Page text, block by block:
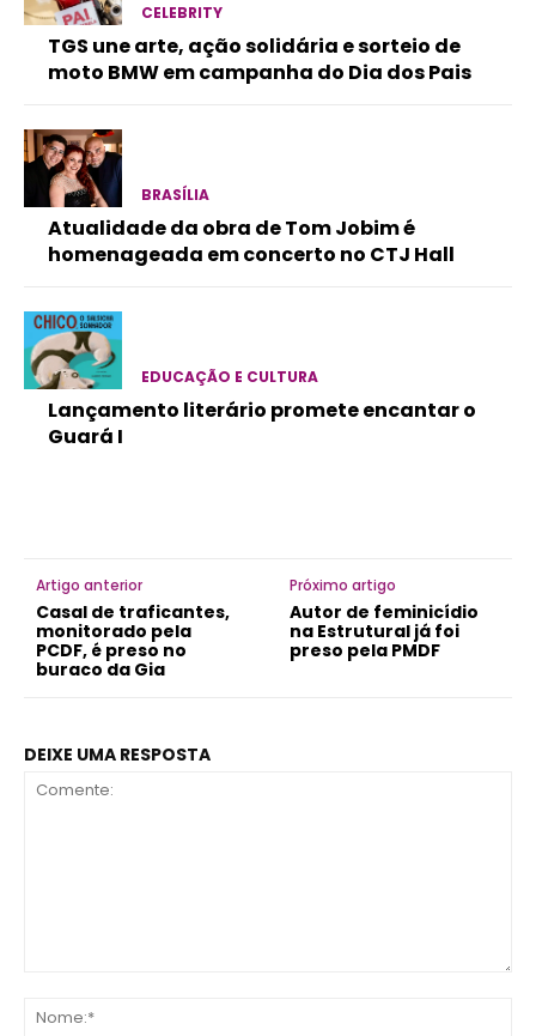
CELEBRITY
TGS une arte, ação solidária e sorteio de
moto BMW em campanha do Dia dos Pais
BRASÍLIA
Atualidade da obra de Tom Jobim é
homenageada em concerto no CTJ Hall
EDUCAÇÃO E CULTURA
Lançamento literário promete encantar o
Guará I
Artigo anterior
Casal de traficantes,
monitorado pela
PCDF, é preso no
buraco da Gia
Próximo artigo
Autor de feminicídio
na Estrutural já foi
preso pela PMDF
DEIXE UMA RESPOSTA